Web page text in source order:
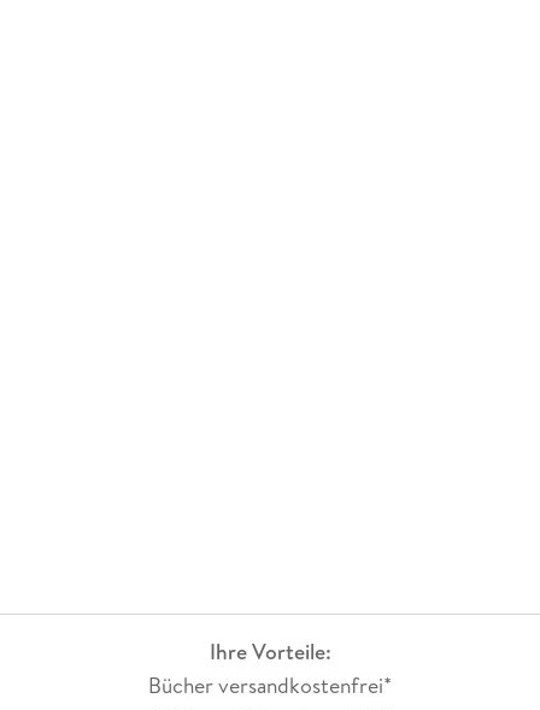
Ihre Vorteile:
Bücher versandkostenfrei*